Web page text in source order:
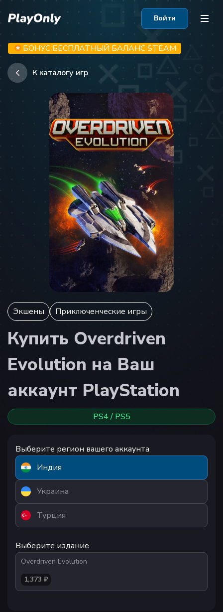
Войти
БОНУС БЕСПЛАТНЫЙ БАЛАНС STEAM
К каталогу игр
Экшены Приключенческие игры
Купить Overdriven
Evolution на Ваш
аккаунт PlayStation
PS4 / PS5
Выберите регион вашего аккаунта
Индия
Украина
Турция
Выберите издание
Overdriven Evolution
1,373 ₽